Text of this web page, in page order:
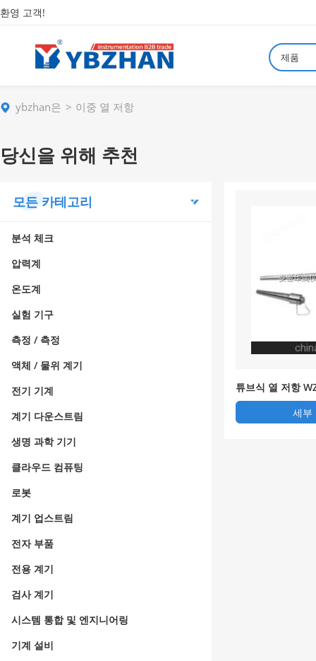
환영 고객!
제품
ybzhan은 이중 열 저항
당신을 위해 추천
모든 카테고리
분석 체크
압력계
온도계
실험 기구
측정 / 측정
액체 / 물위 계기
전기 기계
계기 다운스트림
생명 과학 기기
클라우드 컴퓨팅
로봇
계기 업스트림
전자 부품
전용 계기
검사 계기
시스템 통합 및 엔지니어링
기계 설비
튜브식 열 저항
격/기술 매개변수
세부